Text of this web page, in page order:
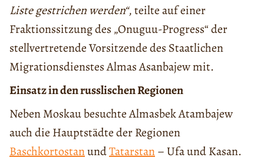
Liste gestrichen werden“, teilte auf einer
Fraktionssitzung des „Onuguu-Progress“ der
stellvertretende Vorsitzende des Staatlichen
Migrationsdienstes Almas Asanbajew mit.
Einsatz in den russlischen Regionen
Neben Moskau besuchte Almasbek Atambajew
auch die Hauptstädte der Regionen
BaschkortostanundTatarstan– Ufa und Kasan.